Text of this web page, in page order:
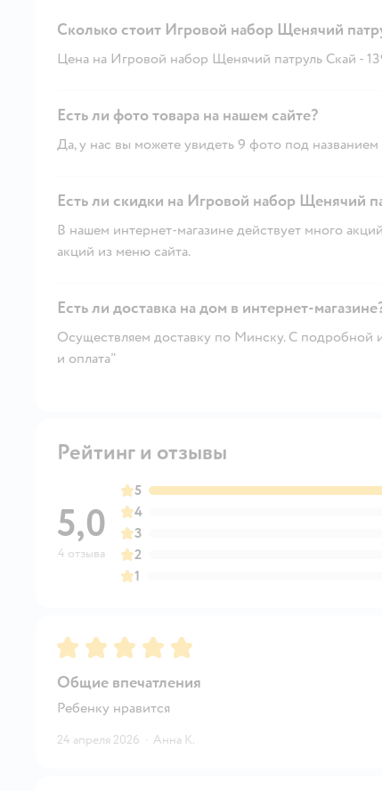
Сколько стоит Игровой набор Щенячий
Цена на Игровой набор Щенячий патруль Скай -
Есть ли фото товара на нашем сайте?
Да, у нас вы можете увидеть 9 фото под названием
Есть ли скидки на Игровой набор Щенячий
В нашем интернет-магазине действует много
акций из меню сайта.
Есть ли доставка на дом в интернет-
Осуществляем доставку по Минску. С подробной
и оплата"
Рейтинг и отзывы
5,0
4 отзыва
5
4
3
2
1
Рейтинг:5
Общие впечатления
Ребенку нравится
24 апреля 2026 · Анна К.